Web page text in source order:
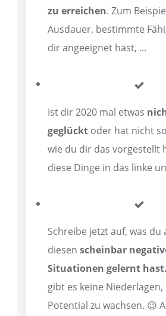
zu erreichen. Zum
Ausdauer, bestimmte
dir angeeignet hast, ...
Ist dir 2020 mal etwas
geglückt oder hat nicht
wie du dir das vorgestellt
diese Dinge in das linke
Schreibe jetzt auf, was du
diesen scheinbar
Situationen gelernt hast.
gibt es keine
Potential zu wachsen. 😉